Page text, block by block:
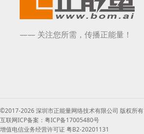
—— 关注您所需，传播正能量！
©2017-2026 深圳市正能量网络技术有限公司 版权所有
互联网ICP备案：粤ICP备17005480号
增值电信业务经营许可证 粤B2-20201131